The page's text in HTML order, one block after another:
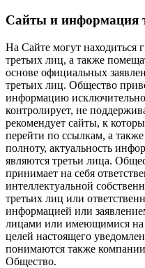
Сайты и информация
На Сайте могут находиться
третьих лиц, а также
основе официальных
третьих лиц. Общество
информацию
контролирует, не
рекомендует сайты, к
перейти по ссылкам, а также
полноту, актуальность
являются третьи лица.
принимает на себя
интеллектуальной
третьих лиц или
информацией или
лицами или имеющимися на
целей настоящего
понимаются также
Общество.